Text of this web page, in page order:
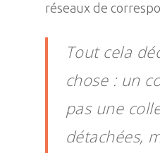
réseaux de
Tout cela
chose : un
pas une
détachées,